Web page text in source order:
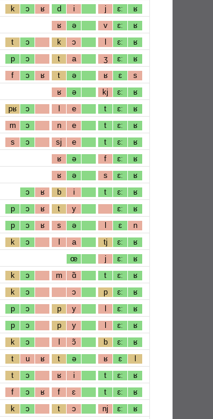
k ɔ ʁ d i j ɛː ʁ
ʁ ə v ɛː ʁ
t ɔ k ɔ l ɛː ʁ
p ɔ t a ʒ ɛː ʁ
f ɔ ʁ t ə ʁ ɛ s
ʁ ə kj ɛː ʁ
pʁ ɔ l e t ɛː ʁ
m ɔ n e t ɛː ʁ
s ɔ sj e t ɛː ʁ
ʁ ə f ɛː ʁ
ʁ ə s ɛː ʁ
ɔ ʁ b i t ɛː ʁ
p ɔ ʁ t y ɛː ʁ
p ɔ ʁ s ə l ɛ n
k ɔ l a tj ɛː ʁ
œ j ɛː ʁ
k ɔ m ɑ̃ t ɛː ʁ
k ɔ ɔ p ɛː ʁ
p ɔ p y l ɛː ʁ
p ɔ p y l ɛː ʁ
k ɔ l ɔ̃ b ɛː ʁ
t u ʁ t ə ʁ ɛ l
t ɔ ʁ i t ɛː ʁ
f ɔ ʁ f ɛ t ɛː ʁ
k ɔ t ɔ nj ɛː ʁ